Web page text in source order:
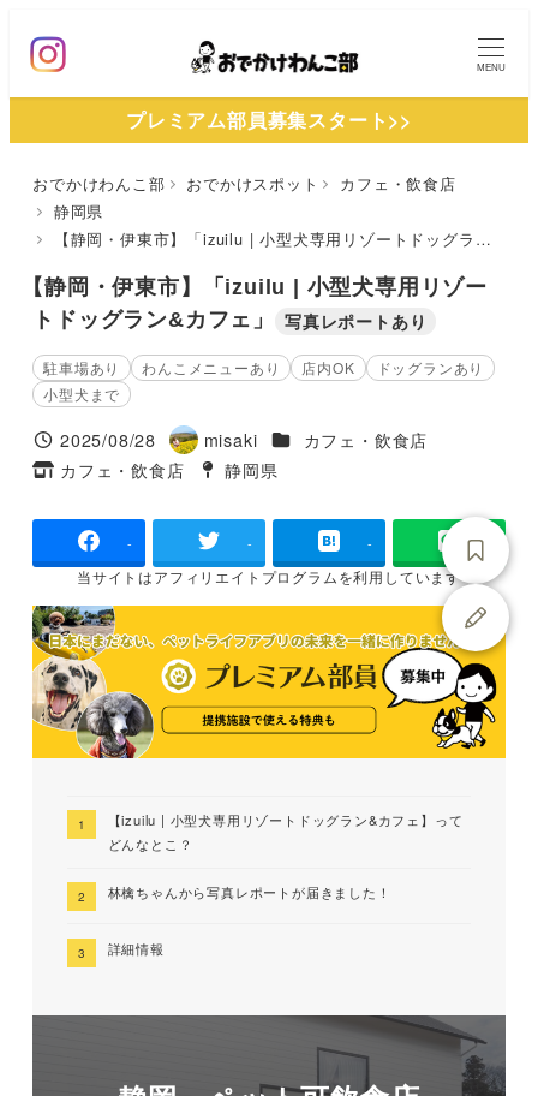
ン
MENU
プレミアム部員募集スタート>>
おでかけわんこ部 おでかけスポット
カフェ・飲食店
静岡県
【静岡・伊東市】「izuilu | 小型犬専用リゾートドッグラン&カフェ」
【静岡・伊東市】「izuilu | 小型犬専用リゾー
トドッグラン&カフェ」
写真レポートあり
駐車場あり わんこメニューあり 店内OK
ドッグランあり
小型犬まで
投稿日
2025/08/28
著
者
misaki 施設ジャンル
カフェ・飲食店
タグ
カフェ・飲食店
タグ
静岡県
- - -
当サイトはアフィリエイトプログラムを利用しています
【izuilu | 小型犬専用リゾートドッグラン&カフェ】って
どんなとこ？
林檎ちゃんから写真レポートが届きました！
詳細情報